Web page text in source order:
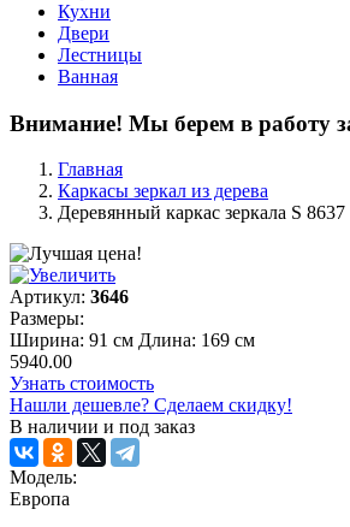
Кухни
Двери
Лестницы
Ванная
Внимание! Мы берем в работу
Главная
Каркасы зеркал из дерева
Деревянный каркас зеркала S 8637
Артикул: 3646
Размеры:
Ширина: 91 см Длина: 169 см
5940.00
Узнать стоимость
Нашли дешевле? Сделаем скидку!
В наличии и под заказ
Модель:
Европа